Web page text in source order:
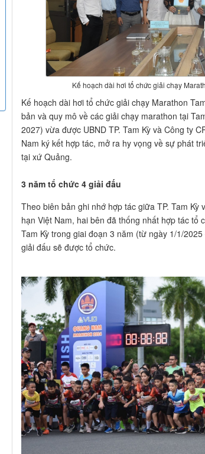
Kế hoạch dài hơi tổ chức giải chạy
Kế hoạch dài hơi tổ chức giải chạy Marathon
bản và quy mô về các giải chạy marathon tại
2027) vừa được UBND TP. Tam Kỳ và Công ty
Nam ký kết hợp tác, mở ra hy vọng về sự phát
tại xứ Quảng.
3 năm tổ chức 4 giải đấu
Theo biên bản ghi nhớ hợp tác giữa TP. Tam Kỳ
hạn Việt Nam, hai bên đã thống nhất hợp tác tổ
Tam Kỳ trong giai đoạn 3 năm (từ ngày 1/1/
giải đấu sẽ được tổ chức.